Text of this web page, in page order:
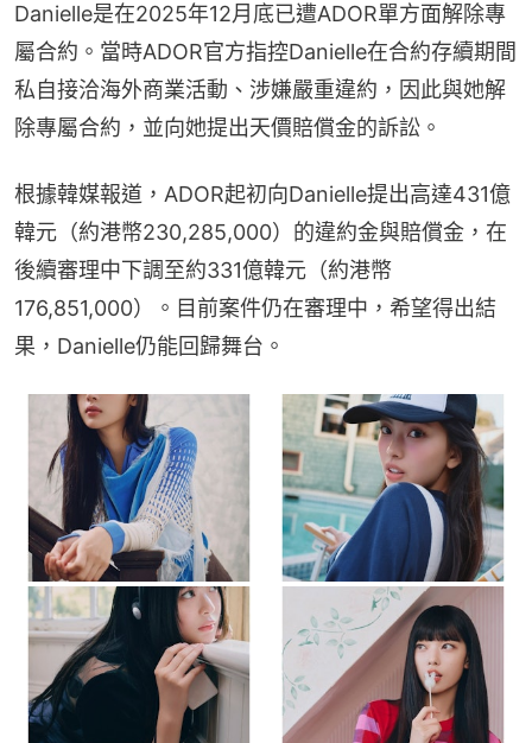
Danielle是在2025年12月底已遭ADOR單方面解除專
屬合約。當時ADOR官方指控Danielle在合約存續期間
私自接洽海外商業活動、涉嫌嚴重違約，因此與她解
除專屬合約，並向她提出天價賠償金的訴訟。
根據韓媒報道，ADOR起初向Danielle提出高達431億
韓元（約港幣230,285,000）的違約金與賠償金，在
後續審理中下調至約331億韓元（約港幣
176,851,000）。目前案件仍在審理中，希望得出結
果，Danielle仍能回歸舞台。